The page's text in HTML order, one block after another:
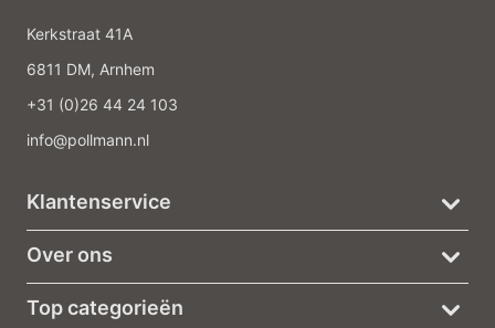
Kerkstraat 41A
6811 DM, Arnhem
+31 (0)26 44 24 103
info@pollmann.nl
Klantenservice
Over ons
Top categorieën